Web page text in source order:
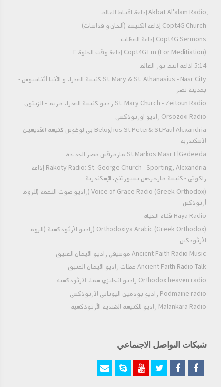
Copt4G Church إذاعة الكنيسة (ألحان و قداسات)
Copt4G Sermons إذاعة العظات
Copt4G Fm (For Meditiation) إذاعة وقت الخلوة ٢
5:14 اذاعه انتم نور العالم
St. Mary & St. Athanasius - Nasr City كنيسة العذراء و الأنبا أثناسيوس -
بمدينة نصر
St. Mary Church - Zeitoun Radio راديو كنيسة العذراء مريم - الزيتون
Orsozoxi Radio راديو اورثوذكسى
Beloghos St.Peter& St.Paul Alexandria بي لوغوس كنيسه القديسين
الاسكندريه
St.Markos Masr ElGedeeda مارمرقس مصر الجديده
Rakoty Radio: St. George Church - Sporting, Alexandria إذاعة
راكوتى - كنيسة مارجرجس بسبورتنج، الإسكندرية
Voice of Grace Radio (Greek Orthodox) (راديو صوت النعمة (للروم
أرثوذكس
Haya Radio قناه الحياه
Orthodoxiya Arabic (Greek Orthodox) (راديو الأرثوذكسية (للروم
الأرثودكس
Ancient Faith Radio Music موسيقي راديو الايمان العتيق
Ancient Faith Radio Talk عظات راديو الايمان العتيق
Orthodox heaven radio راديو انجليزي سماء الارثوذكسيه
Podmaine radio راديو بودمين اليوناني الارثوذكسي
Malankara Radio راديو للكنيسة الهندية الأرثوذكسية
شبكات التواصل الاجتماعي